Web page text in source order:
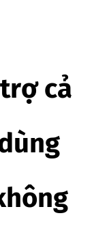
cả